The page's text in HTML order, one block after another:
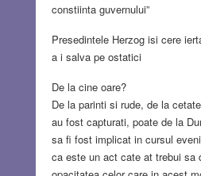
constiinta guvernului”
Presedintele Herzog isi cere
a i salva pe ostatici
De la cine oare?
De la parinti si rude, de la
au fost capturati, poate de la
sa fi fost implicat in cursul
ca este un act cate at trebui sa